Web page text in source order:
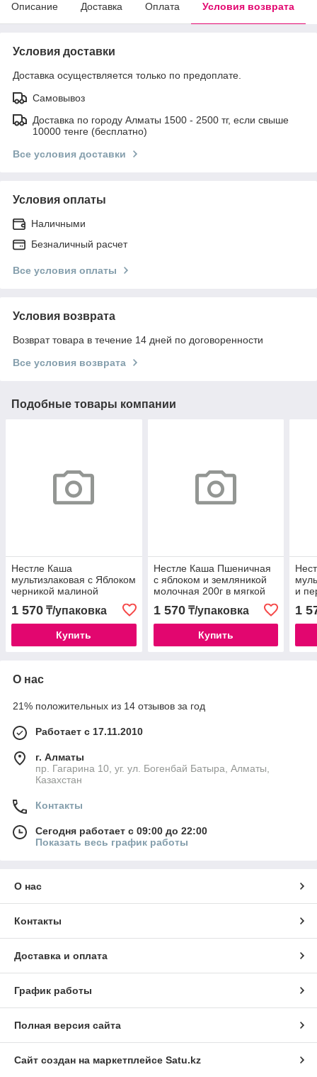
Описание Доставка Оплата Условия возврата
Условия доставки
Доставка осуществляется только по предоплате.
Самовывоз
Доставка по городу Алматы 1500 - 2500 тг, если свыше
10000 тенге (бесплатно)
Все условия доставки
Условия оплаты
Наличными
Безналичный расчет
Все условия оплаты
Условия возврата
Возврат товара в течение 14 дней по договоренности
Все условия возврата
Подобные товары компании
Нестле Каша
мультизлаковая с Яблоком
черникой малиной
молочная 200 г zip пакет
1 570 ₸/упаковка
Купить
Нестле Каша Пшеничная
с яблоком и земляникой
молочная 200г в мягкой
1 570₸/упаковка
Купить
и
1
О нас
21% положительных из 14 отзывов за год
Работает с 17.11.2010
г. Алматы
пр. Гагарина 10, уг. ул. Богенбай Батыра, Алматы,
Казахстан
Контакты
Сегодня работает с 09:00 до 22:00
Показать весь график работы
О нас
Контакты
Доставка и оплата
График работы
Полная версия сайта
Сайт создан на маркетплейсе Satu.kz